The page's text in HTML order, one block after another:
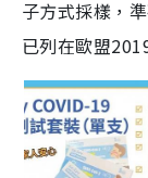
子方式採樣，
已列在歐盟